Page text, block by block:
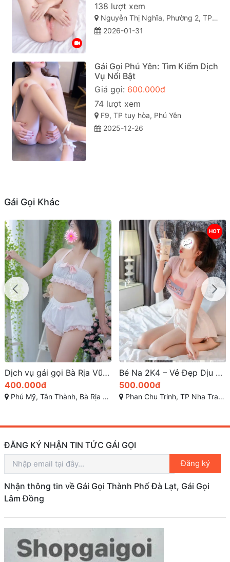
138 lượt xem
Nguyễn Thị Nghĩa, Phường 2, TP Đà Lạt, Lâm Đồng
2026-01-31
Gái Gọi Phú Yên: Tìm Kiếm Dịch
Vụ Nổi Bật
Giá gọi: 600.000đ
74 lượt xem
F9, TP tuy hòa, Phú Yên
2025-12-26
Gái Gọi Khác
Dịch vụ gái gọi Bà Rịa Vũng Tàu – Diệu Anh: Người tình mùa đông, Ngoan chiều dễ bảo, yêu chiều hết mình
400.000đ
Phú Mỹ, Tân Thành, Bà Rịa - Vũng Tàu
HOT
Bé Na 2K4 – Vẻ Đẹp Dịu Dàng, Body Ngon Mượt Mà Siêu Phẩm Tại TP Nha Trang
500.000đ
Phan Chu Trinh, TP Nha Trang
ĐĂNG KÝ NHẬN TIN TỨC GÁI GỌI
Đăng ký
Nhận thông tin về Gái Gọi Thành Phố Đà Lạt, Gái Gọi
Lâm Đồng